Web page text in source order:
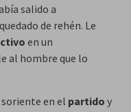
salido a
de rehén. Le
en un
al hombre que lo
en el partido y